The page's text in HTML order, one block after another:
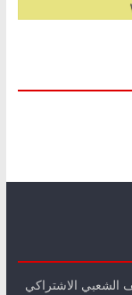
الشعبي الاشتراكي